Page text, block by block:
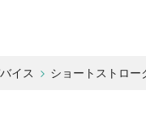
イス ショートストロー